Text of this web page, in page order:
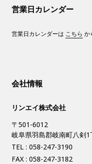
営業日カレンダー
営業日カレンダーは こちら か
会社情報
リンエイ株式会社
〒501-6012
岐阜県羽島郡岐南町八剣
TEL : 058-247-3190
FAX : 058-247-3182